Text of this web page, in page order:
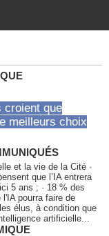
croient que
meilleurs choix
et la vie de la Cité ·
que l’IA entrera
5 ans ; · 18 % des
l'IA pourra faire de
élus, à condition que
artificielle...